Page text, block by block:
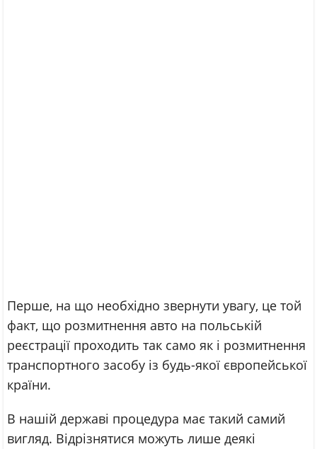
Перше, на що необхідно звернути увагу, це той
факт, що розмитнення авто на польській
реєстрації проходить так само як і розмитнення
транспортного засобу із будь-якої європейської
країни.
В нашій державі процедура має такий самий
вигляд. Відрізнятися можуть лише деякі